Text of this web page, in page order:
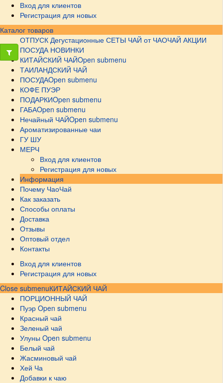
Вход для клиентов
Регистрация для новых
Каталог товаров
ОТПУСК Дегустационные СЕТЫ ЧАЙ от ЧАОЧАЙ АКЦИИ
ПОСУДА НОВИНКИ
КИТАЙСКИЙ ЧАЙOpen submenu
ТАИЛАНДСКИЙ ЧАЙ
ПОСУДАOpen submenu
КОФЕ ПУЭР
ПОДАРКИOpen submenu
ГАБАOpen submenu
Нечайный ЧАЙOpen submenu
Ароматизированные чаи
ГУ ШУ
МЕРЧ
Вход для клиентов
Регистрация для новых
Информация
Почему ЧаоЧай
Как заказать
Способы оплаты
Доставка
Отзывы
Оптовый отдел
Контакты
Вход для клиентов
Регистрация для новых
Close submenuКИТАЙСКИЙ ЧАЙ
ПОРЦИОННЫЙ ЧАЙ
Пуэр Open submenu
Красный чай
Зеленый чай
Улуны Open submenu
Белый чай
Жасминовый чай
Хей Ча
Добавки к чаю